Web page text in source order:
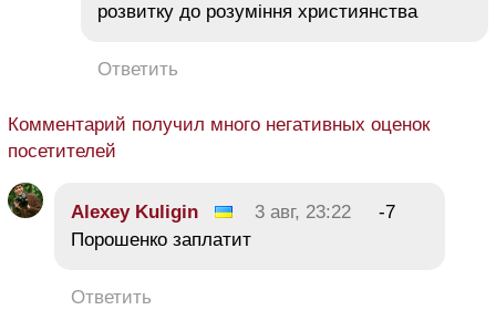
розвитку до розуміння християнства
Ответить
Комментарий получил много негативных оценок
посетителей
Alexey Kuligin 3 авг, 23:22
-7
Порошенко заплатит
Ответить